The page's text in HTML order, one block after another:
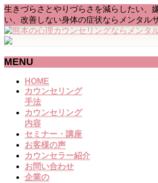
生きづらさとやりづらさを減らしたい、
い、改善しない身体の症状ならメンタル
MENU
HOME
カウンセリング
手法
カウンセリング
内容
セミナー・講座
お客様の声
カウンセラー紹介
お問い合わせ
企業の